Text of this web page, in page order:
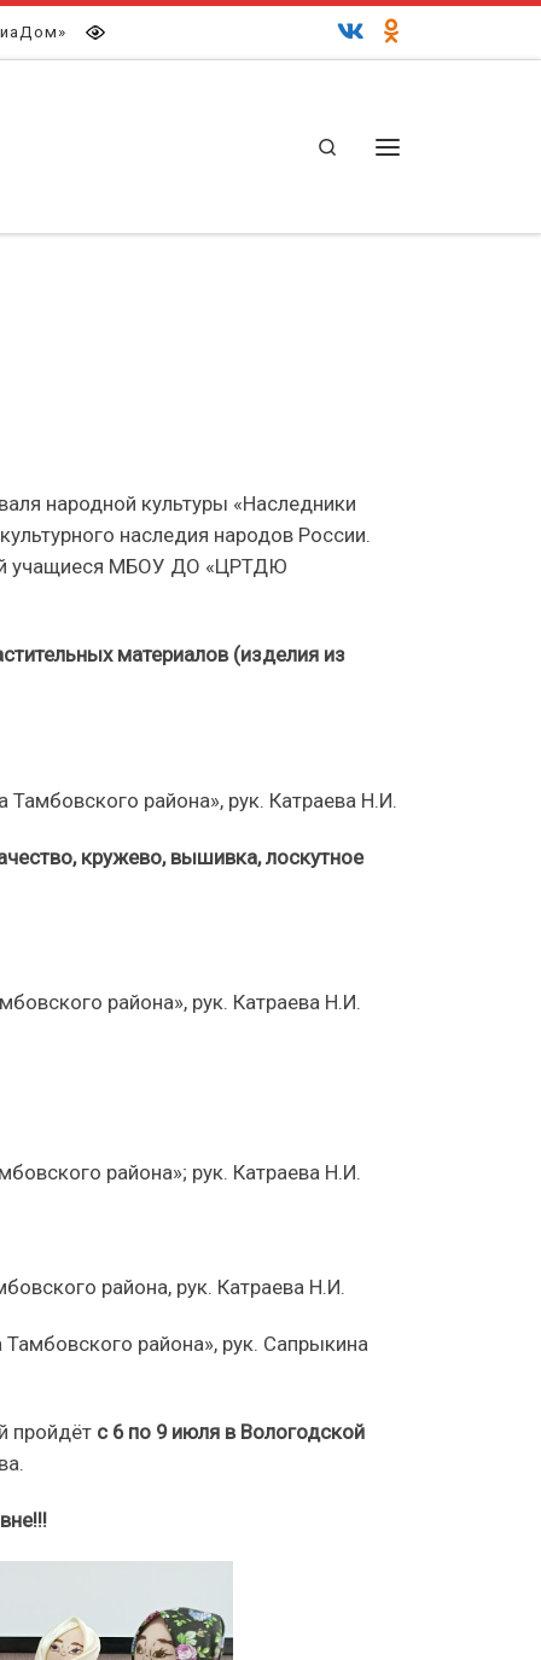
Search
народной культуры «Наследники
наследия народов России.
учащиеся МБОУ ДО «ЦРТДЮ
материалов (изделия из
района», рук. Катраева Н.И.
кружево, вышивка, лоскутное
района», рук. Катраева Н.И.
района»; рук. Катраева Н.И.
района, рук. Катраева Н.И.
района», рук. Сапрыкина
пройдёт с 6 по 9 июля в Вологодской